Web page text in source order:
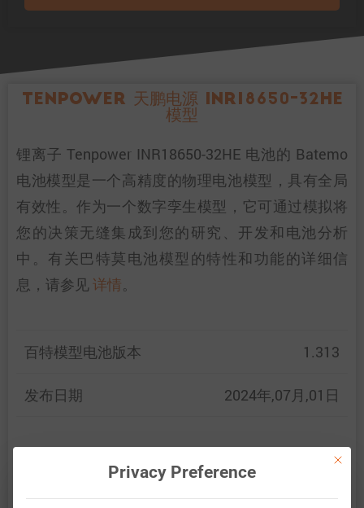
Tenpower 天鹏电源 INR18650-32HE
模型
锂离子 Tenpower INR18650-32HE 电池的 Batemo
电池模型是一个高精度的物理电池模型，具有全局
有效性。作为一个数字孪生模型，它可通过模拟将
您的决策无缝集成到您的研究、开发和电池分析
中。有关巴特莫电池模型的特性和功能的详细信
息，请参见 详情。
百特模型电池版本 1.313
发布日期 2024年,07月,01日
百特模型通过比较以下范围内的电池仿真和测量数
据，展示了百特模型电池的准确性和有效性。验证
This
Privacy Preference